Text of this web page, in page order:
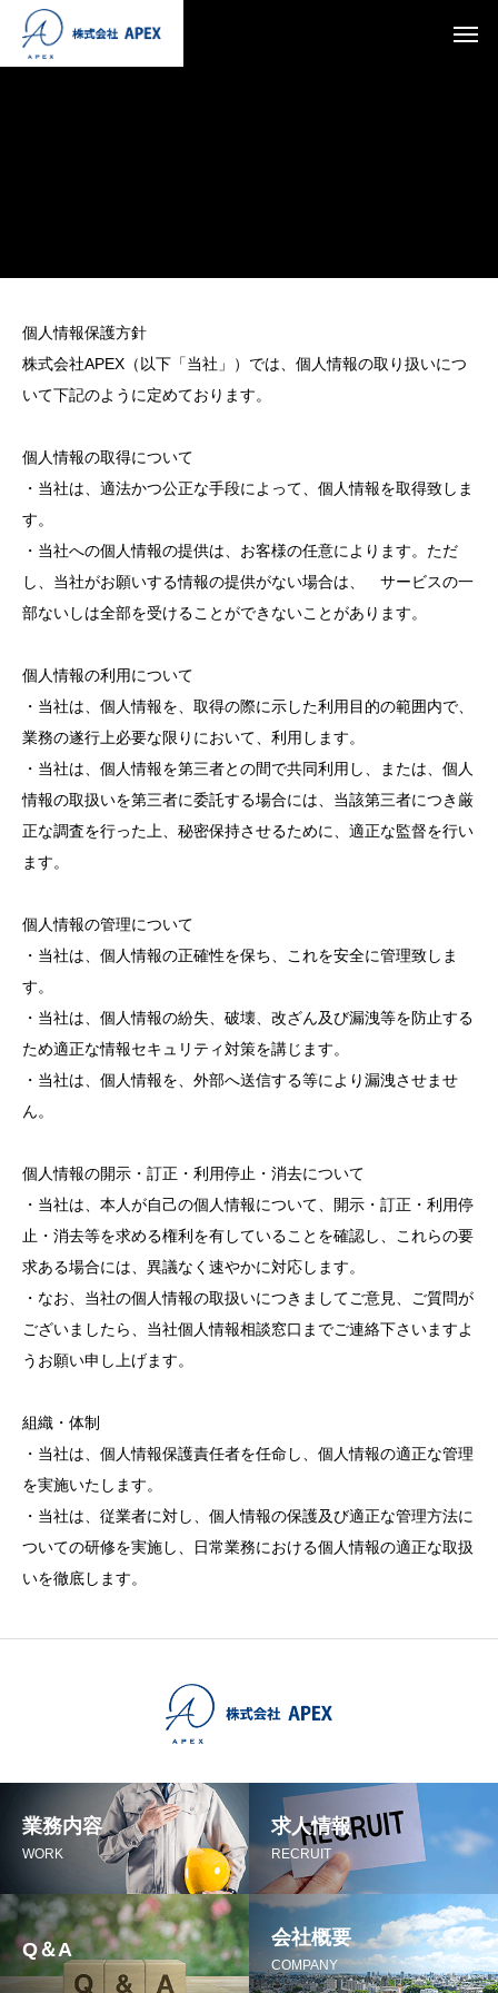
個人情報保護方針
株式会社APEX（以下「当社」）では、個人情報の取り扱いにつ
いて下記のように定めております。
個人情報の取得について
・当社は、適法かつ公正な手段によって、個人情報を取得致しま
す。
・当社への個人情報の提供は、お客様の任意によります。ただ
し、当社がお願いする情報の提供がない場合は、 サービスの一
部ないしは全部を受けることができないことがあります。
個人情報の利用について
・当社は、個人情報を、取得の際に示した利用目的の範囲内で、
業務の遂行上必要な限りにおいて、利用します。
・当社は、個人情報を第三者との間で共同利用し、または、個人
情報の取扱いを第三者に委託する場合には、当該第三者につき厳
正な調査を行った上、秘密保持させるために、適正な監督を行い
ます。
個人情報の管理について
・当社は、個人情報の正確性を保ち、これを安全に管理致しま
す。
・当社は、個人情報の紛失、破壊、改ざん及び漏洩等を防止する
ため適正な情報セキュリティ対策を講じます。
・当社は、個人情報を、外部へ送信する等により漏洩させませ
ん。
個人情報の開示・訂正・利用停止・消去について
・当社は、本人が自己の個人情報について、開示・訂正・利用停
止・消去等を求める権利を有していることを確認し、これらの要
求ある場合には、異議なく速やかに対応します。
・なお、当社の個人情報の取扱いにつきましてご意見、ご質問が
ございましたら、当社個人情報相談窓口までご連絡下さいますよ
うお願い申し上げます。
組織・体制
・当社は、個人情報保護責任者を任命し、個人情報の適正な管理
を実施いたします。
・当社は、従業者に対し、個人情報の保護及び適正な管理方法に
ついての研修を実施し、日常業務における個人情報の適正な取扱
いを徹底します。
業務内容
WORK
求人情報
RECRUIT
Q＆A
会社概要
COMPANY